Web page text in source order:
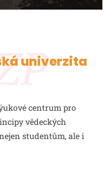
univerzita
centrum pro
vědeckých
studentům, ale i